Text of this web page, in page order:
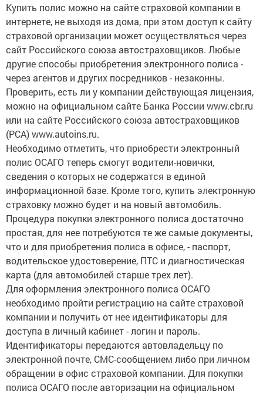
Купить полис можно на сайте страховой компании в
интернете, не выходя из дома, при этом доступ к сайту
страховой организации может осуществляться через
сайт Российского союза автостраховщиков. Любые
другие способы приобретения электронного полиса -
через агентов и других посредников - незаконны.
Проверить, есть ли у компании действующая лицензия,
можно на официальном сайте Банка России www.cbr.ru
или на сайте Российского союза автостраховщиков
(РСА) www.autoins.ru.
Необходимо отметить, что приобрести электронный
полис ОСАГО теперь смогут водители-новички,
сведения о которых не содержатся в единой
информационной базе. Кроме того, купить электронную
страховку можно будет и на новый автомобиль.
Процедура покупки электронного полиса достаточно
простая, для нее потребуются те же самые документы,
что и для приобретения полиса в офисе, - паспорт,
водительское удостоверение, ПТС и диагностическая
карта (для автомобилей старше трех лет).
Для оформления электронного полиса ОСАГО
необходимо пройти регистрацию на сайте страховой
компании и получить от нее идентификаторы для
доступа в личный кабинет - логин и пароль.
Идентификаторы передаются автовладельцу по
электронной почте, СМС-сообщением либо при личном
обращении в офис страховой компании. Для покупки
полиса ОСАГО после авторизации на официальном